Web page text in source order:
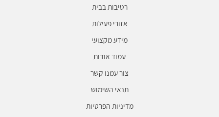
רטיבות בבית
אזורי פעילות
מידע מקצועי
עמוד אודות
צור עמנו קשר
תנאי השימוש
מדיניות הפרטיות